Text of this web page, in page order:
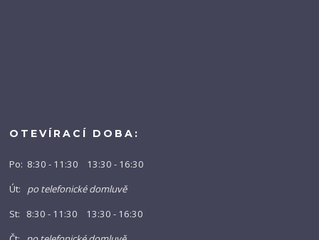
OTEVÍRACÍ DOBA:
Po: 8:30 - 11:30 13:30 - 16:30
Út: po telefonické domluvě
St: 8:30 - 11:30 13:30 - 16:30